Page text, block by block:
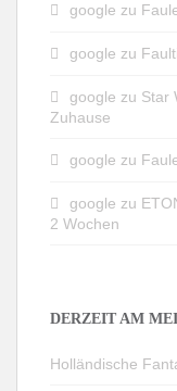
google zu
google zu
google zu Star
Zuhause
google zu
google zu
2 Wochen
DERZEIT AM
Holländische